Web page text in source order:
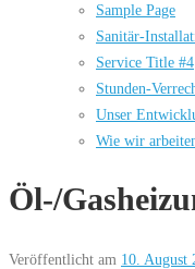
Sample Page
Sanitär-
Service Title #4
Stunden-
Unser
Wie wir
Öl-/
Veröffentlicht am 10. August